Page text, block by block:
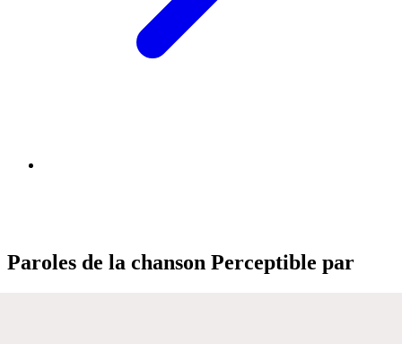
Paroles de la chanson Perceptible par